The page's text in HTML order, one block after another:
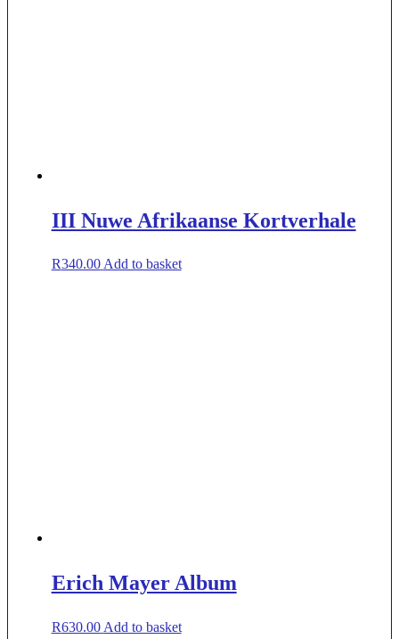
III Nuwe Afrikaanse Kortverhale
R340.00Add to basket
Erich Mayer Album
R630.00 Add to basket